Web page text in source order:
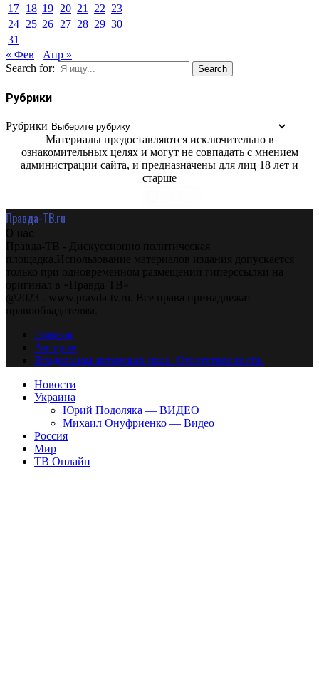
17 18 19 20 21 22 23
24 25 26 27 28 29 30
31
« Фев
Апр »
Search for:
Search
Рубрики
Рубрики
Материалы предоставляются исключительно в
ознакомительных целях и могут не совпадать с мнением
администрации сайта, и предназначены для лиц 18 лет и
старше
Правда-ТВ.ru
О нас
Правда-ТВ - Дискуссионно политическая
площадка.Использование материалов издания допускается
только при одновременном размещении гиперссылки на
оригинал в «Правда-ТВ»
@2023 - www.pravda-tv.ru. Все права принадлежат
правообладателям.
Главная
Авторам
Владельцам авторских прав. Ответственности.
Новости
Украина
Юрий Подоляка — ВИДЕО
Михаил Онуфриенко — Видео
Россия
Мир
ТВ Онлайн